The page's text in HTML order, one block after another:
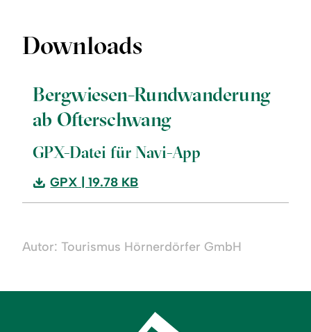
Downloads
Bergwiesen-Rundwanderung
ab Ofterschwang
GPX-Datei für Navi-App
Download:
Bergwiesen-
ab
GPX | 19.78 KB
Autor: Tourismus Hörnerdörfer GmbH